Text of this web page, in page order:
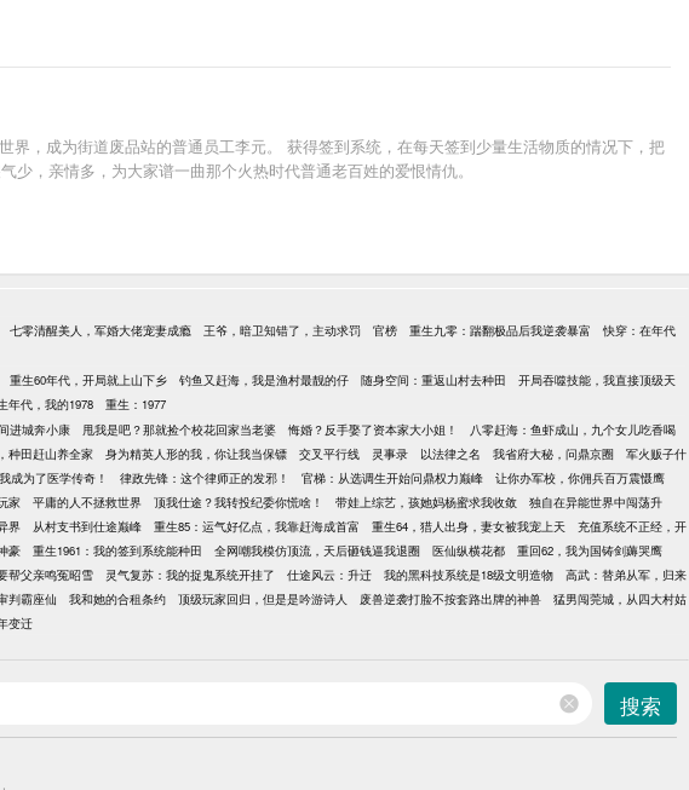
，成为街道废品站的普通员工李元。 获得签到系统，在每天签到少量生活物质的情况下，把
，亲情多，为大家谱一曲那个火热时代普通老百姓的爱恨情仇。
七零清醒美人，军婚大佬宠妻成瘾 王爷，暗卫知错了，主动求罚 官榜 重生九零：踹翻极品后我逆袭暴富
快穿：在年代
重生60年代，开局就上山下乡 钓鱼又赶海，我是渔村最靓的仔 随身空间：重返山村去种田
开局吞噬技能，我直接顶级天
年代，我的1978 重生：1977
进城奔小康 甩我是吧？那就捡个校花回家当老婆 悔婚？反手娶了资本家大小姐！
八零赶海：鱼虾成山，九个女儿吃香喝
种田赶山养全家 身为精英人形的我，你让我当保镖 交叉平行线 灵事录 以法律之名 我省府大秘，问鼎京圈
军火贩子什
成为了医学传奇！ 律政先锋：这个律师正的发邪！ 官梯：从选调生开始问鼎权力巅峰
让你办军校，你佣兵百万震慑鹰
家 平庸的人不拯救世界 顶我仕途？我转投纪委你慌啥！ 带娃上综艺，孩她妈杨蜜求我收敛
独自在异能世界中闯荡升
界 从村支书到仕途巅峰 重生85：运气好亿点，我靠赶海成首富 重生64，猎人出身，妻女被我宠上天
充值系统不正经，开
豪 重生1961：我的签到系统能种田 全网嘲我模仿顶流，天后砸钱逼我退圈 医仙纵横花都
重回62，我为国铸剑薅哭鹰
帮父亲鸣冤昭雪 灵气复苏：我的捉鬼系统开挂了 仕途风云：升迁 我的黑科技系统是18级文明造物
高武：替弟从军，归来
判霸座仙 我和她的合租条约 顶级玩家回归，但是是吟游诗人 废兽逆袭打脸不按套路出牌的神兽
猛男闯莞城，从四大村姑
变迁
搜索